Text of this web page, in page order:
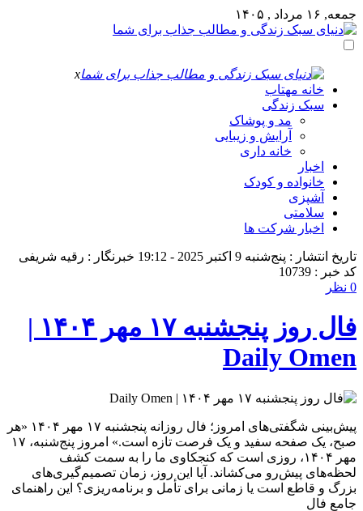
جمعه, ۱۶ مرداد , ۱۴۰۵
x
خانه مهتاب
سبک زندگی
مد و پوشاک
آرایش و زیبایی
خانه داری
اخبار
خانواده و کودک
آشپزی
سلامتی
اخبار شرکت ها
تاریخ انتشار : پنج‌شنبه 9 اکتبر 2025 - 19:12
خبرنگار : رقیه شریفی
کد خبر : 10739
0 نظر
فال روز پنجشنبه ۱۷ مهر ۱۴۰۴ |
Daily Omen
پیش‌بینی شگفتی‌های امروز؛ فال روزانه پنجشنبه ۱۷ مهر ۱۴۰۴ «هر
صبح، یک صفحه سفید و یک فرصت تازه است.» امروز پنج‌شنبه، ۱۷
مهر ۱۴۰۴، روزی است که کنجکاوی ما را به سمت کشف
لحظه‌های پیش‌رو می‌کشاند. آیا این روز، زمان تصمیم‌گیری‌های
بزرگ و قاطع است یا زمانی برای تأمل و برنامه‌ریزی؟ این راهنمای
جامع فال